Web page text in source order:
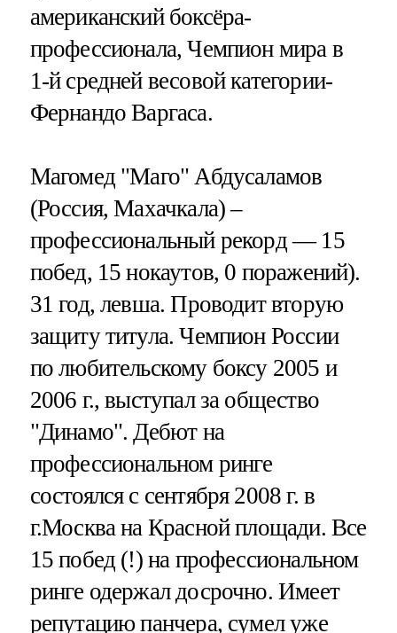
американский боксёра-
профессионала, Чемпион мира в
1-й средней весовой категории-
Фернандо Варгаса.
Магомед "Маго" Абдусаламов
(Россия, Махачкала) –
профессиональный рекорд — 15
побед, 15 нокаутов, 0 поражений).
31 год, левша. Проводит вторую
защиту титула. Чемпион России
по любительскому боксу 2005 и
2006 г., выступал за общество
"Динамо". Дебют на
профессиональном ринге
состоялся с сентября 2008 г. в
г.Москва на Красной площади. Все
15 побед (!) на профессиональном
ринге одержал досрочно. Имеет
репутацию панчера, сумел уже